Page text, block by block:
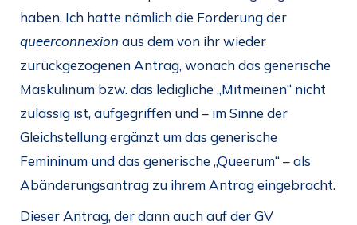
haben. Ich hatte nämlich die Forderung der
queerconnexion aus dem von ihr wieder
zurückgezogenen Antrag, wonach das generische
Maskulinum bzw. das ledigliche „Mitmeinen“ nicht
zulässig ist, aufgegriffen und – im Sinne der
Gleichstellung ergänzt um das generische
Femininum und das generische „Queerum“ – als
Abänderungsantrag zu ihrem Antrag eingebracht.
Dieser Antrag, der dann auch auf der GV